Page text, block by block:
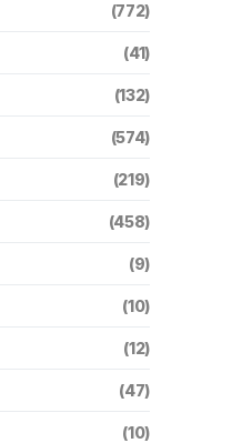
(772)
(41)
(132)
(574)
(219)
(458)
(9)
(10)
(12)
(47)
(10)